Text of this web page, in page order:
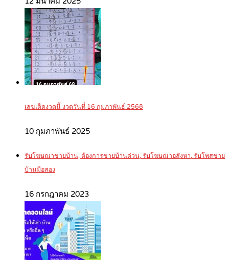
เลขเด็ดงวดนี้ งวดวันที่ 16 กุมภาพันธ์ 2568
10 กุมภาพันธ์ 2025
รับโฆษณาขายบ้าน, ต้องการขายบ้านด่วน, รับโฆษณาอสังหา, รับโพสขาย
บ้านมือสอง
16 กรกฎาคม 2023